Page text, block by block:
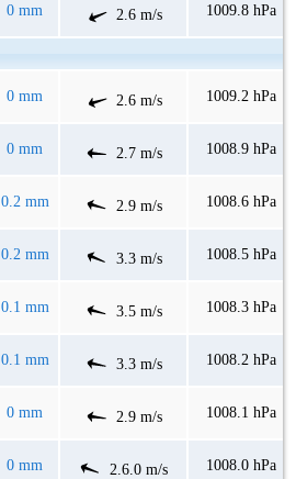
0 mm 2.6 m/s 1009.8 hPa
0 mm 2.6 m/s 1009.2 hPa
0 mm 2.7 m/s 1008.9 hPa
0.2 mm 2.9 m/s 1008.6 hPa
0.2 mm 3.3 m/s 1008.5 hPa
0.1 mm 3.5 m/s 1008.3 hPa
0.1 mm 3.3 m/s 1008.2 hPa
0 mm 2.9 m/s 1008.1 hPa
0 mm 2.6.0 m/s 1008.0 hPa